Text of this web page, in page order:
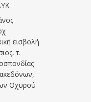
εισβολή
τ.
Οχυρού